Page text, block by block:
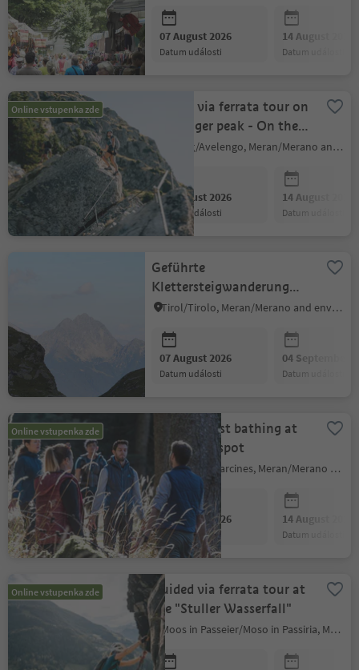
07 August 2026
datum události
14 August 2026
datum události
Online vstupenka zde
Guided via ferrata tour on
the Ifinger peak - On the
move
Hafling/Avelengo, Meran/Merano and environs
07 August 2026
datum události
14 August 2026
datum události
Geführte
Klettersteigwanderung
auf dem Heini Holzer
Tirol/Tirolo, Meran/Merano and environs
07 August 2026
datum události
04 September
datum události
Online vstupenka zde
Alpine Forest bathing at
the energy spot
Partschins/Parcines, Meran/Merano and environs
07 August 2026
datum události
14 August 2026
datum události
Online vstupenka zde
Guided via ferrata tour at
the "Stuller Wasserfall"
Moos in Passeier/Moso in Passiria, Meran/Merano and environs